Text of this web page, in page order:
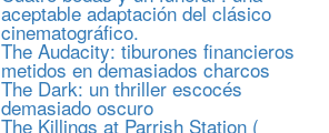
aceptable adaptación del clásico
cinematográfico.
The Audacity: tiburones financieros
metidos en demasiados charcos
The Dark: un thriller escocés
demasiado oscuro
The Killings at Parrish Station (